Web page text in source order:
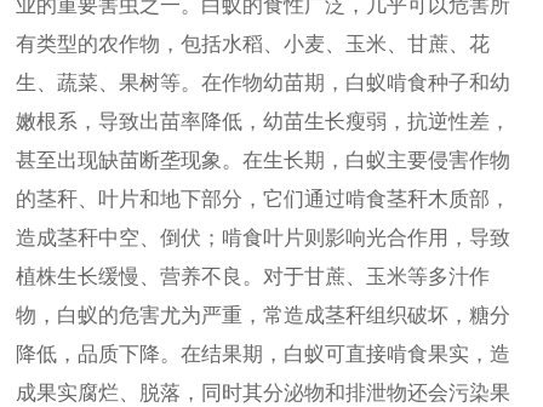
业的重要害虫之一。白蚁的食性广泛，几乎可以危害所
有类型的农作物，包括水稻、小麦、玉米、甘蔗、花
生、蔬菜、果树等。在作物幼苗期，白蚁啃食种子和幼
嫩根系，导致出苗率降低，幼苗生长瘦弱，抗逆性差，
甚至出现缺苗断垄现象。在生长期，白蚁主要侵害作物
的茎秆、叶片和地下部分，它们通过啃食茎秆木质部，
造成茎秆中空、倒伏；啃食叶片则影响光合作用，导致
植株生长缓慢、营养不良。对于甘蔗、玉米等多汁作
物，白蚁的危害尤为严重，常造成茎秆组织破坏，糖分
降低，品质下降。在结果期，白蚁可直接啃食果实，造
成果实腐烂、脱落，同时其分泌物和排泄物还会污染果